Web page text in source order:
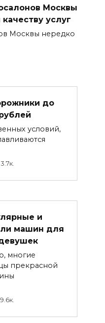
Москвы
услуг
Москвы нередко
до
условий,
3.7к.
и
машин для
многие
прекрасной